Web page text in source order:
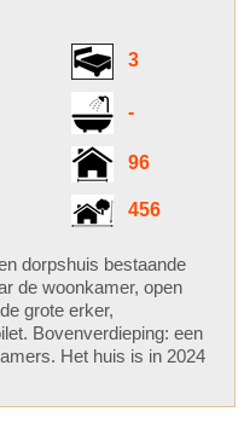
3
-
96
456
dorpshuis bestaande
de woonkamer, open
grote erker,
Bovenverdieping: een
Het huis is in 2024